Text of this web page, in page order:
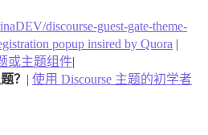
discourse-guest-gate-theme-
popup insired by Quora |
或主题组件|
？ | 使用 Discourse 主题的初学者